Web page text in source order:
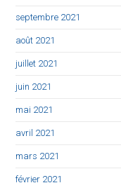
septembre 2021
août 2021
juillet 2021
juin 2021
mai 2021
avril 2021
mars 2021
février 2021